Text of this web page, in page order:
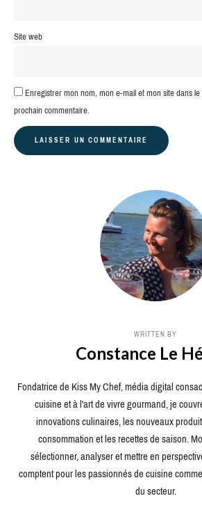
Site web
Enregistrer mon nom, mon e-mail et mon site dans
prochain commentaire.
WRITTEN BY
Constance Le
Fondatrice de Kiss My Chef, média digital
cuisine et à l'art de vivre gourmand, je
innovations culinaires, les nouveaux
consommation et les recettes de saison.
sélectionner, analyser et mettre en
comptent pour les passionnés de cuisine
du secteur.